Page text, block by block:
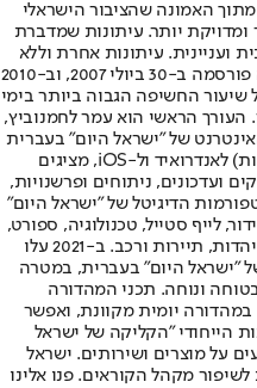
האמונה שהציבור הישראלי
ומדויקת יותר. עיתונות שמדברת
ועניינית. עיתונות אחרת וללא
תשלום. המהדורה המודפסת הראשונה פורסמה ב-30 ביולי 2007, וב-2010
שיעור החשיפה הגבוה ביותר בימי
העורך הראשי הוא עמר לחמנוביץ,
של "ישראל היום" בעברית
ובאנגלית, כמו כן היישומונים (אפליקציות) לאנדרואיד ול-iOS, מציגים
ועדכונים, ניתוחים ופרשנויות,
הדיגיטל של "ישראל היום"
לייף סטייל, טכנולוגיה, ספורט,
כלכלה וצרכנות, בריאות, חיילים, אוכל, יהדות, תיירות ורכב. ב-2021 עלו
"ישראל היום" בעברית, במטרה
ונוחה. תכני המהדורה
יומית מקוונת, ואפשר
הייחודי "הקליקה של ישראל
על מוצרים ושירותים. ישראל
מקהל הקוראים. פנו אלינו